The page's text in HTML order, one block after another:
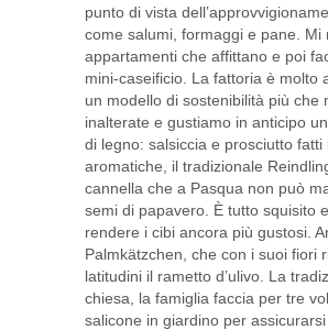
punto di vista
come salumi, formaggi e pane.
appartamenti che affittano e poi
mini-caseificio. La fattoria è molto
un modello di sostenibilità più
inalterate e gustiamo in anticipo
di legno: salsiccia e prosciutto
aromatiche, il tradizionale
cannella che a Pasqua non può
semi di papavero. È tutto squisito
rendere i cibi ancora più gustosi.
Palmkätzchen, che con i suoi fiori
latitudini il rametto d’ulivo. La
chiesa, la famiglia faccia per tre
salicone in giardino per